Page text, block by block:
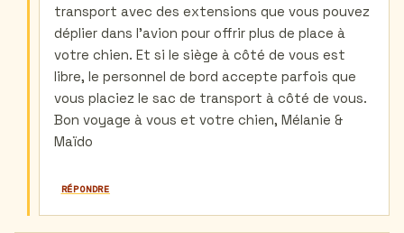
Jade
(non
vérifié)
transport avec des extensions que vous pouvez
déplier dans l'avion pour offrir plus de place à
votre chien. Et si le siège à côté de vous est
libre, le personnel de bord accepte parfois que
vous placiez le sac de transport à côté de vous.
Bon voyage à vous et votre chien, Mélanie &
Maïdo
RÉPONDRE